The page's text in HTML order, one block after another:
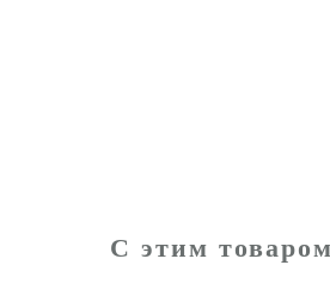
С этим